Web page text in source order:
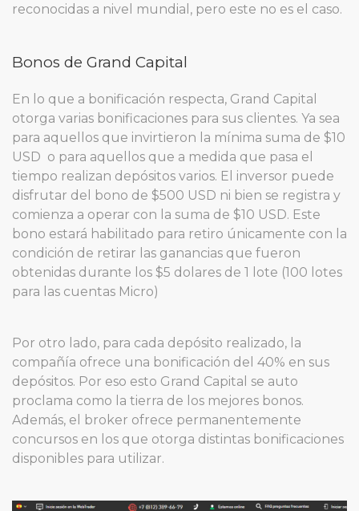
reconocidas a nivel mundial, pero este no es el caso.
Bonos de Grand Capital
En lo que a bonificación respecta, Grand Capital
otorga varias bonificaciones para sus clientes. Ya sea
para aquellos que invirtieron la mínima suma de $10
USD o para aquellos que a medida que pasa el
tiempo realizan depósitos varios. El inversor puede
disfrutar del bono de $500 USD ni bien se registra y
comienza a operar con la suma de $10 USD. Este
bono estará habilitado para retiro únicamente con la
condición de retirar las ganancias que fueron
obtenidas durante los $5 dolares de 1 lote (100 lotes
para las cuentas Micro)
Por otro lado, para cada depósito realizado, la
compañía ofrece una bonificación del 40% en sus
depósitos. Por eso esto Grand Capital se auto
proclama como la tierra de los mejores bonos.
Además, el broker ofrece permanentemente
concursos en los que otorga distintas bonificaciones
disponibles para utilizar.